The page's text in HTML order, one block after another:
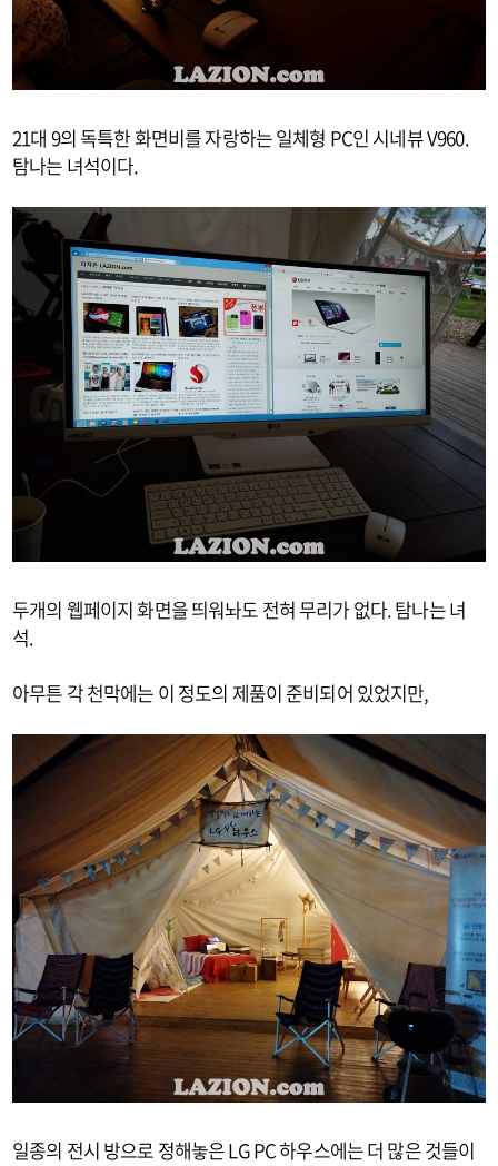
21대 9의 독특한 화면비를 자랑하는 일체형 PC인 시네뷰 V960.
탐나는 녀석이다.
두개의 웹페이지 화면을 띄워놔도 전혀 무리가 없다. 탐나는 녀
석.
아무튼 각 천막에는 이 정도의 제품이 준비되어 있었지만,
일종의 전시 방으로 정해놓은 LG PC 하우스에는 더 많은 것들이